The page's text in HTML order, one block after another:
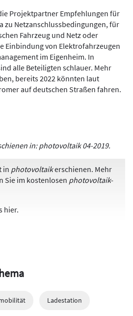
Projektpartner Empfehlungen für
zu Netzanschlussbedingungen, für
Fahrzeug und Netz oder
Einbindung von Elektrofahrzeugen
im Eigenheim. In
alle Beteiligten schlauer. Mehr
bereits 2022 könnten laut
auf deutschen Straßen fahren.
in: photovoltaik 04-2019.
in photovoltaikerschienen. Mehr
Sie im kostenlosen photovoltaik-
hier.
Ladestation